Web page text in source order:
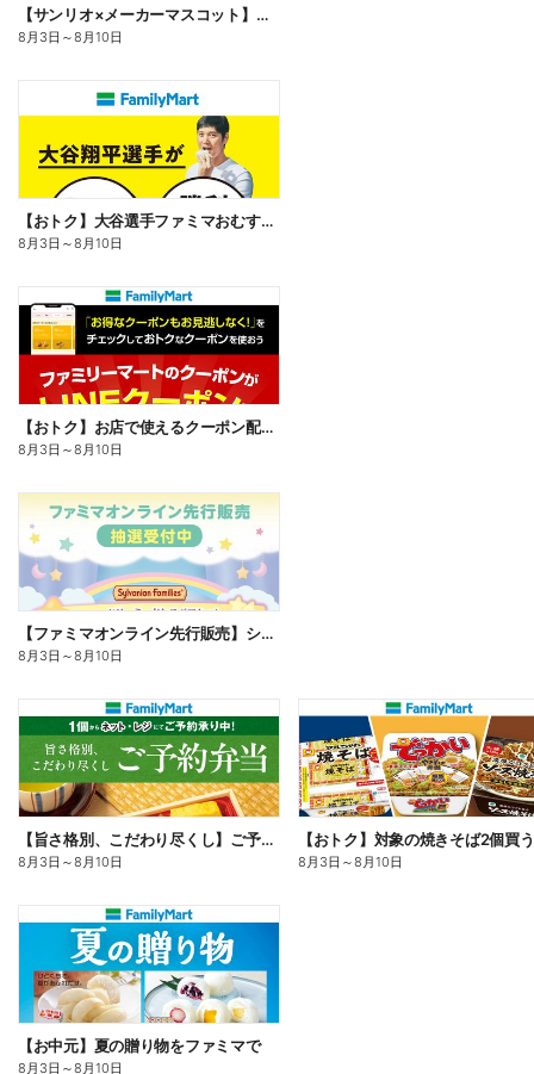
【サンリオ×メーカーマスコット】オリジナルグッズ貰える!
8月3日 ～8月10日
【おトク】大谷選手ファミマおむすび割
8月3日 ～8月10日
【おトク】お店で使えるクーポン配信中
8月3日 ～8月10日
【ファミマオンライン先行販売】シルバニアファミリー
8月3日 ～8月10日
【旨さ格別、こだわり尽くし】ご予約弁当
8月3日 ～8月10日 8月3日 ～8月10日
【お中元】夏の贈り物をファミマで
8月3日 ～8月10日